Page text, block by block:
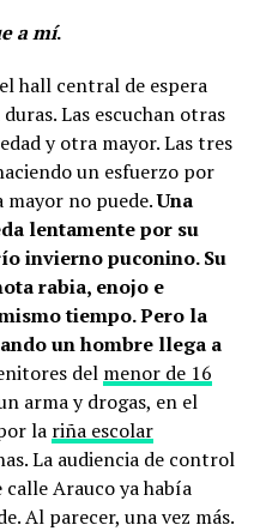
a mí.
hall central de espera
Las escuchan otras
y otra mayor. Las tres
un esfuerzo por
mayor no puede.Una
lentamente por su
invierno puconino. Su
rabia, enojo e
tiempo. Pero la
un hombre llega a
del menor de 16
arma y drogas, en el
la riña escolar
La audiencia de control
Arauco ya había
Al parecer, una vez más.